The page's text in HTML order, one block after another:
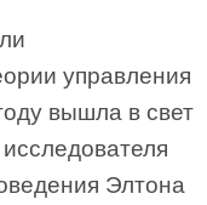
управления
вышла в свет
Элтона